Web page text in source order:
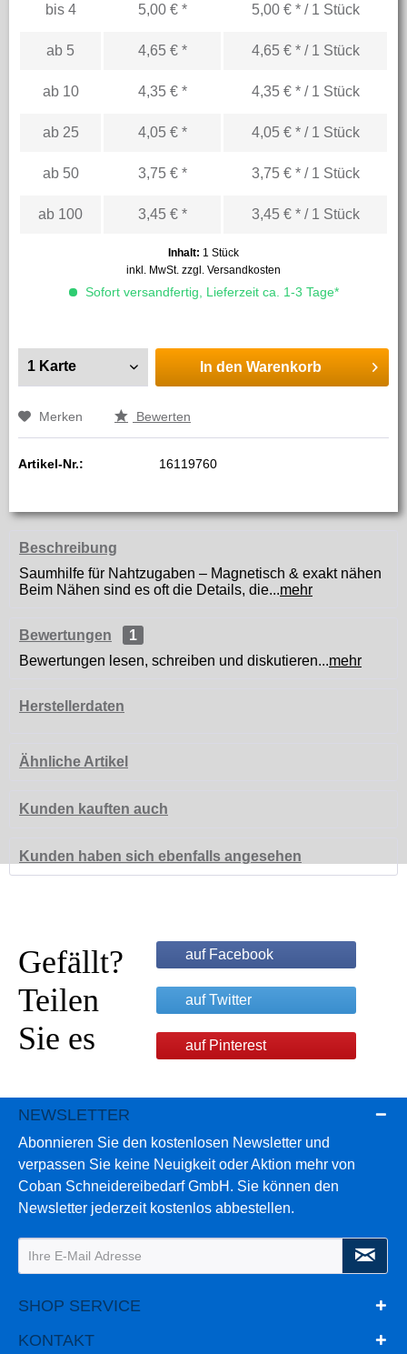
bis 4 5,00 € * 5,00 € * / 1 Stück
ab 5 4,65 € * 4,65 € * / 1 Stück
ab 10 4,35 € * 4,35 € * / 1 Stück
ab 25 4,05 € * 4,05 € * / 1 Stück
ab 50 3,75 € * 3,75 € * / 1 Stück
ab 100 3,45 € * 3,45 € * / 1 Stück
Inhalt: 1 Stück
inkl. MwSt. zzgl. Versandkosten
Sofort versandfertig, Lieferzeit ca. 1-3 Tage*
In den Warenkorb
Merken Bewerten
Artikel-Nr.: 16119760
Beschreibung
Saumhilfe für Nahtzugaben – Magnetisch & exakt nähen
Beim Nähen sind es oft die Details, die...mehr
Bewertungen
1
Bewertungen lesen, schreiben und diskutieren...mehr
Herstellerdaten
Ähnliche Artikel
Kunden kauften auch
Kunden haben sich ebenfalls angesehen
Gefällt?
Teilen
Sie es
auf Facebook
auf Twitter
auf Pinterest
NEWSLETTER
Abonnieren Sie den kostenlosen Newsletter und
verpassen Sie keine Neuigkeit oder Aktion mehr von
Coban Schneidereibedarf GmbH. Sie können den
Newsletter jederzeit kostenlos abbestellen.
SHOP SERVICE
KONTAKT